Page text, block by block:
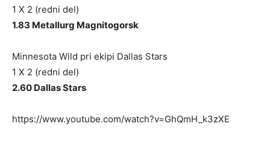
1 X 2 (redni del)
1.83 Metallurg Magnitogorsk
Minnesota Wild pri ekipi Dallas Stars
1 X 2 (redni del)
2.60 Dallas Stars
https://www.youtube.com/watch?v=GhQmH_k3zXE